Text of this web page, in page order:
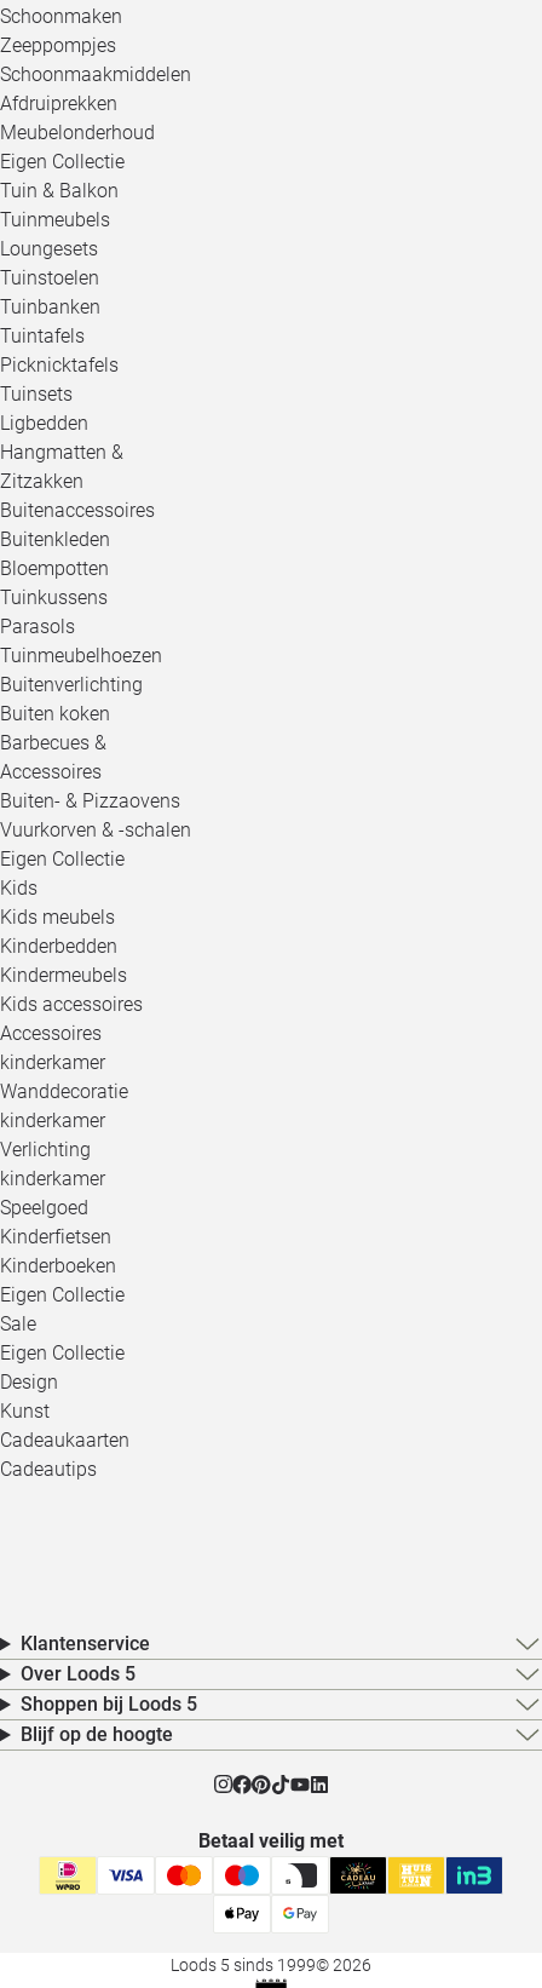
Schoonmaken
Zeeppompjes
Schoonmaakmiddelen
Afdruiprekken
Meubelonderhoud
Eigen Collectie
Tuin & Balkon
Tuinmeubels
Loungesets
Tuinstoelen
Tuinbanken
Tuintafels
Picknicktafels
Tuinsets
Ligbedden
Hangmatten &
Zitzakken
Buitenaccessoires
Buitenkleden
Bloempotten
Tuinkussens
Parasols
Tuinmeubelhoezen
Buitenverlichting
Buiten koken
Barbecues &
Accessoires
Buiten- & Pizzaovens
Vuurkorven & -schalen
Eigen Collectie
Kids
Kids meubels
Kinderbedden
Kindermeubels
Kids accessoires
Accessoires
kinderkamer
Wanddecoratie
kinderkamer
Verlichting
kinderkamer
Speelgoed
Kinderfietsen
Kinderboeken
Eigen Collectie
Sale
Eigen Collectie
Design
Kunst
Cadeaukaarten
Cadeautips
Klantenservice
Over Loods 5
Shoppen bij Loods 5
Blijf op de hoogte
Betaal veilig met
Loods 5 sinds 1999© 2026